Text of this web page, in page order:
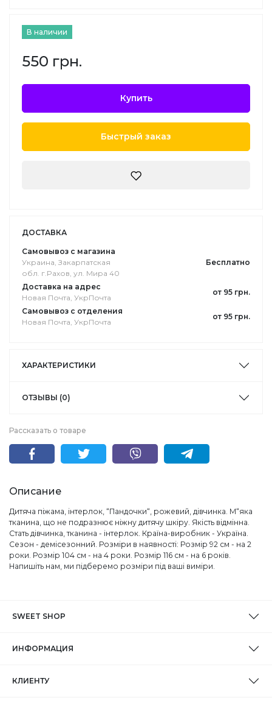
В наличии
550 грн.
Купить
Быстрый заказ
ДОСТАВКА
Самовывоз с магазина
Украина, Закарпатская
обл. г.Pахов, ул. Мира 40
Бесплатно
Доставка на адрес
Новая Почта, УкрПочта
от 95 грн.
Самовывоз с отделения
Новая Почта, УкрПочта
от 95 грн.
ХАРАКТЕРИСТИКИ
ОТЗЫВЫ (0)
Рассказать о товаре
Описание
Дитяча піжама, інтерлок, “Пандочки“, рожевий, дівчинка. М“яка
тканина, що не подразнює ніжну дитячу шкіру. Якість відмінна.
Стать дівчинка, тканина - інтерлок. Країна-виробник - Україна.
Сезон - демісезонний. Розміри в наявності: Розмір 92 см - на 2
роки. Розмір 104 см - на 4 роки. Розмір 116 см - на 6 років.
Напишіть нам, ми підберемо розміри під ваші виміри.
SWEET SHOP
ИНФОРМАЦИЯ
КЛИЕНТУ